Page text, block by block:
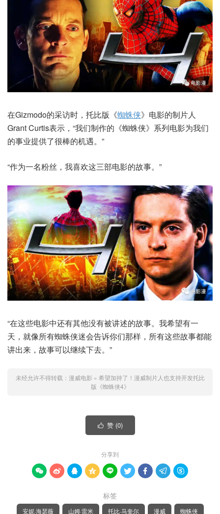
在Gizmodo的采访时，托比版《蜘蛛侠》电影的制片人
Grant Curtis表示，“我们制作的《蜘蛛侠》系列电影为我们
的事业提供了很棒的机遇。”
“作为一名粉丝，我喜欢这三部电影的故事。”
“在这些电影中还有其他没有被讲述的故事。我希望有一
天，就像所有蜘蛛侠迷会告诉你们那样，所有这些故事都能
讲出来，故事可以继续下去。”
未经允许不得转载： 漫威电影 » 希望加持了！漫威制片人也支持开发托比
版《蜘蛛侠4》
 赞 (0)
分享到
        
标签
安妮·海瑟薇 山姆·雷米 托比·马奎尔 漫威 蜘蛛侠